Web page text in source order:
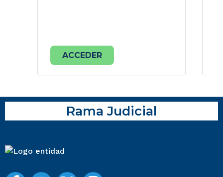
Seccionales de la Judicatura.
ACCEDER
Rama Judicial